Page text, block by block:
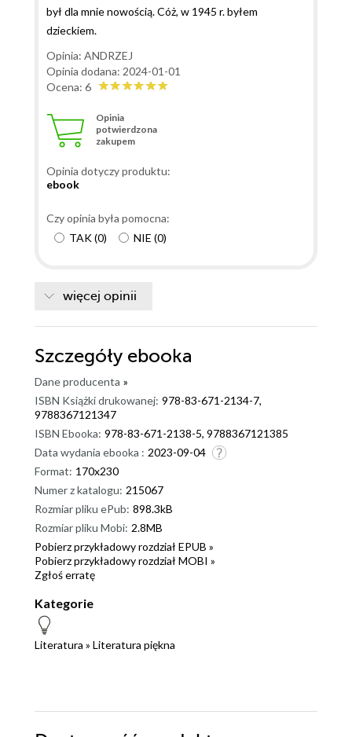
był dla mnie nowością. Cóż, w 1945 r. byłem
dzieckiem.
Opinia: ANDRZEJ
Opinia dodana: 2024-01-01
Ocena: 6
Opinia
potwierdzona
zakupem
Opinia dotyczy produktu:
ebook
Czy opinia była pomocna:
TAK(0) NIE (0)
więcej opinii
Szczegóły ebooka
Dane producenta »
ISBN Książki drukowanej: 978-83-671-2134-7,
9788367121347
ISBN Ebooka: 978-83-671-2138-5, 9788367121385
Data wydania ebooka : 2023-09-04
Format: 170x230
Numer z katalogu: 215067
Rozmiar pliku ePub: 898.3kB
Rozmiar pliku Mobi: 2.8MB
Pobierz przykładowy rozdział EPUB »
Pobierz przykładowy rozdział MOBI »
Zgłoś erratę
Kategorie
Literatura » Literatura piękna